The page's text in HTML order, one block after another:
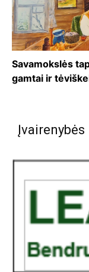
Savamokslės
gamtai ir
Įvairenybės